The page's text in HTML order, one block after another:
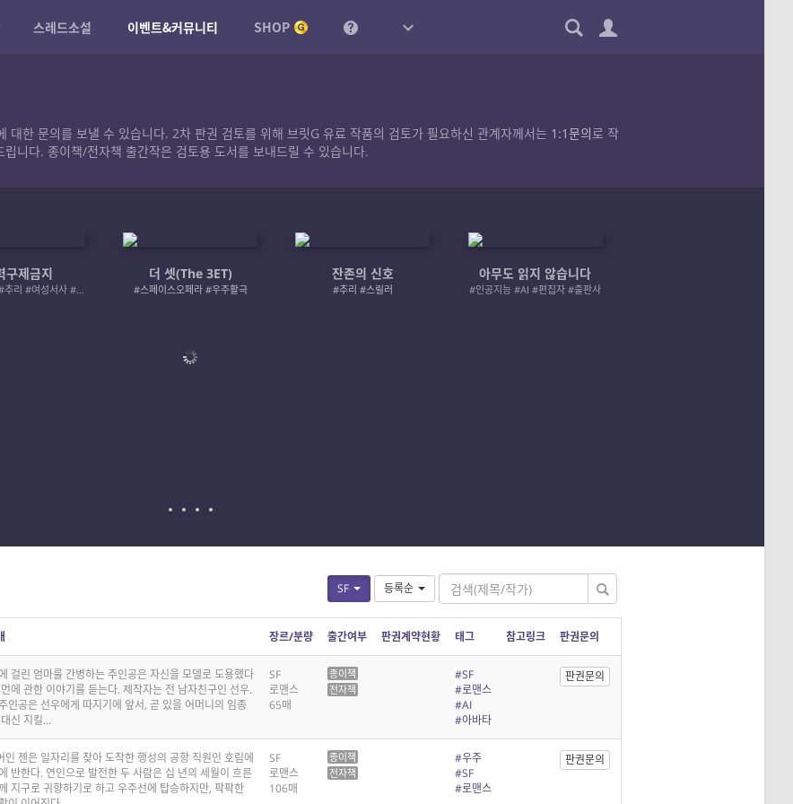
스레드소설 이벤트&커뮤니티 SHOP
대한 문의를 보낼 수 있습니다. 2차 판권 검토를 위해 브릿G 유료 작품의 검토가 필요하신 관계자께서는 1:1문의로 작
니다. 종이책/전자책 출간작은 검토용 도서를 보내드릴 수 있습니다.
구제금지
#로맨스릴러 #추리 #여성서사 #사적제재
더 셋(The 3ET)
#스페이스오페라 #우주활극
잔존의 신호
#추리 #스릴러
아무도 읽지 않습니다
#인공지능 #AI #편집자 #출판사
SF 등록순
장르/분량 출간여부 판권계약현황 태그 참고링크 판권문의
걸린 엄마를 간병하는 주인공은 자신을 모델로 도용했다
에 관한 이야기를 듣는다. 제작자는 전 남자친구인 선우.
인공은 선우에게 따지기에 앞서, 곧 있을 어머니의 임종
신 지킬...
SF
로맨스
65매
종이책
전자책
#SF
#로맨스
#AI
#아바타
판권문의
인 젠은 일자리를 찾아 도착한 행성의 공항 직원인 호림에
반한다. 연인으로 발전한 두 사람은 십 년의 세월이 흐른
지구로 귀향하기로 하고 우주선에 탑승하지만, 팍팍한
SF
로맨스
106매
종이책
전자책
#우주
#SF
#로맨스
판권문의